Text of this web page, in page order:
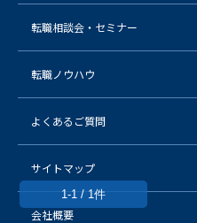
1-1 / 1件
転職相談会・セミナー
転職ノウハウ
よくあるご質問
サイトマップ
会社概要